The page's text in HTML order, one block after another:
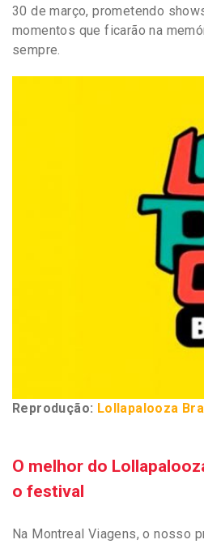
30 de março, prometendo
momentos que ficarão na
sempre.
Reprodução: Lollapalooza
O melhor do
o festival
Na Montreal Viagens, o nosso